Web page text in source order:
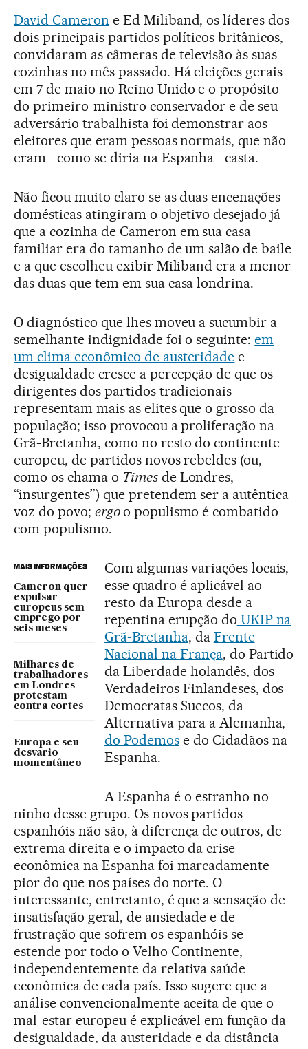
David Cameron e Ed Miliband, os líderes dos
dois principais partidos políticos britânicos,
convidaram as câmeras de televisão às suas
cozinhas no mês passado. Há eleições gerais
em 7 de maio no Reino Unido e o propósito
do primeiro-ministro conservador e de seu
adversário trabalhista foi demonstrar aos
eleitores que eram pessoas normais, que não
eram –como se diria na Espanha– casta.
Não ficou muito claro se as duas encenações
domésticas atingiram o objetivo desejado já
que a cozinha de Cameron em sua casa
familiar era do tamanho de um salão de baile
e a que escolheu exibir Miliband era a menor
das duas que tem em sua casa londrina.
O diagnóstico que lhes moveu a sucumbir a
semelhante indignidade foi o seguinte:em
um clima econômico de austeridade e
desigualdade cresce a percepção de que os
dirigentes dos partidos tradicionais
representam mais as elites que o grosso da
população; isso provocou a proliferação na
Grã-Bretanha, como no resto do continente
europeu, de partidos novos rebeldes (ou,
como os chama o Timesde Londres,
“insurgentes”) que pretendem ser a autêntica
voz do povo; ergoo populismo é combatido
com populismo.
MAIS INFORMAÇÕES
Cameron quer
expulsar
europeus sem
emprego por
seis meses
Milhares de
trabalhadores
em Londres
protestam
contra cortes
Europa e seu
desvario
momentâneo
Com algumas variações locais,
esse quadro é aplicável ao
resto da Europa desde a
repentina erupção do UKIP na
Grã-Bretanha, da Frente
Nacional na França, do Partido
da Liberdade holandês, dos
Verdadeiros Finlandeses, dos
Democratas Suecos, da
Alternativa para a Alemanha,
do Podemose do Cidadãos na
Espanha.
A Espanha é o estranho no
ninho desse grupo. Os novos partidos
espanhóis não são, à diferença de outros, de
extrema direita e o impacto da crise
econômica na Espanha foi marcadamente
pior do que nos países do norte. O
interessante, entretanto, é que a sensação de
insatisfação geral, de ansiedade e de
frustração que sofrem os espanhóis se
estende por todo o Velho Continente,
independentemente da relativa saúde
econômica de cada país. Isso sugere que a
análise convencionalmente aceita de que o
mal-estar europeu é explicável em função da
desigualdade, da austeridade e da distância